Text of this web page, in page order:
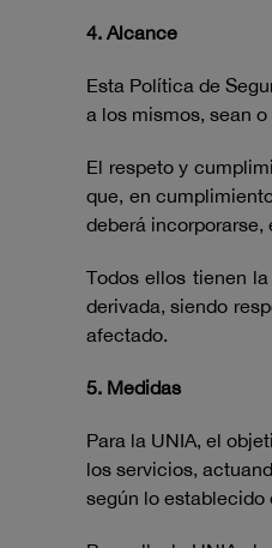
4. Alcance
Esta Política de
a los mismos, sean
El respeto y
que, en
deberá
Todos ellos tienen
derivada, siendo
afectado.
5. Medidas
Para la UNIA, el
los servicios,
según lo establecido